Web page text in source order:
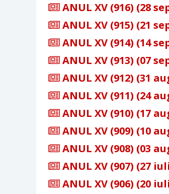
ANUL XV (916) (28
ANUL XV (915) (21
ANUL XV (914) (14
ANUL XV (913) (07
ANUL XV (912) (31
ANUL XV (911) (24
ANUL XV (910) (17
ANUL XV (909) (10
ANUL XV (908) (03
ANUL XV (907) (27
ANUL XV (906) (20